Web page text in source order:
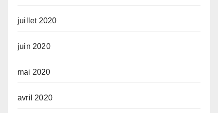
juillet 2020
juin 2020
mai 2020
avril 2020